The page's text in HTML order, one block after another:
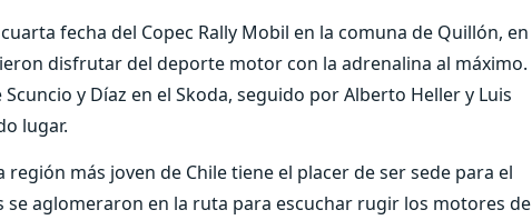
fecha del Copec Rally Mobil en la comuna de Quillón, en
disfrutar del deporte motor con la adrenalina al máximo.
y Díaz en el Skoda, seguido por Alberto Heller y Luis
lugar.
más joven de Chile tiene el placer de ser sede para el
se aglomeraron en la ruta para escuchar rugir los motores de